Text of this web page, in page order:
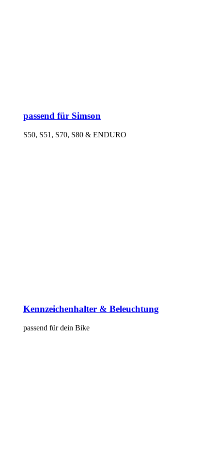
passend für Simson
S50, S51, S70, S80 & ENDURO
Kennzeichenhalter & Beleuchtung
passend für dein Bike